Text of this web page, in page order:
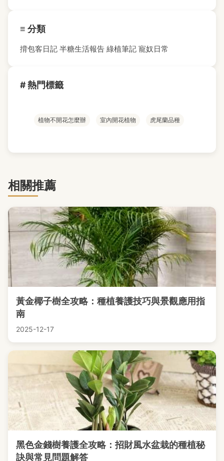
≡ 分類
揹包客日記 半糖生活報告 綠植筆記 寵奴日常
# 熱門標籤
植物不開花怎麼辦 室內開花植物 虎尾蘭品種
相關推薦
黃金椰子樹全攻略：種植養護技巧與景觀應用指
南
2025-12-17
黑色金錢樹養護全攻略：招財風水盆栽的種植秘
訣與常見問題解答